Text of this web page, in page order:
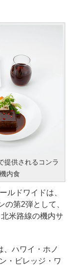
提供されるコンラ
内食
ルドワイドは、
第2弾として、
米路線の機内サ
ハワイ・ホノ
・ビレッジ・ワ